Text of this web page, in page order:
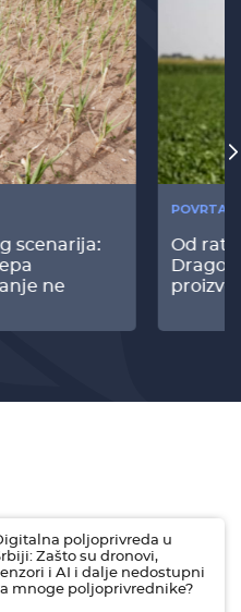
scenarija:
ne
Od
poljoprivreda u
Zašto su dronovi,
i AI i dalje nedostupni
mnoge poljoprivrednike?